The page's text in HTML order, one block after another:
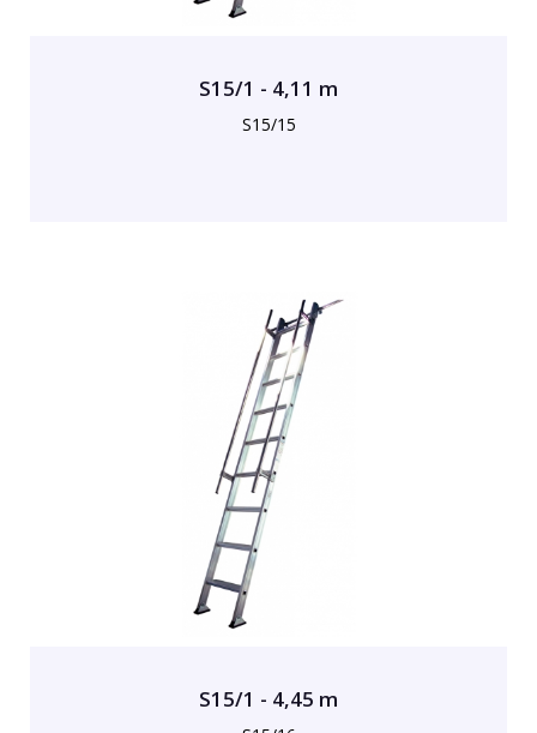
S15/1 - 4,11 m
S15/15
S15/1 - 4,45 m